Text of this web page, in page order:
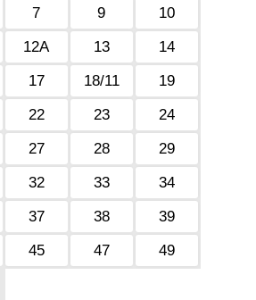
7 9
10
12А 13
14
17 18/11
19
22 23
24
27 28
29
32 33
34
37 38
39
45 47
49